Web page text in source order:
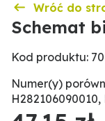
Wróć do
Schemat
Kod produktu:
Numer(y)